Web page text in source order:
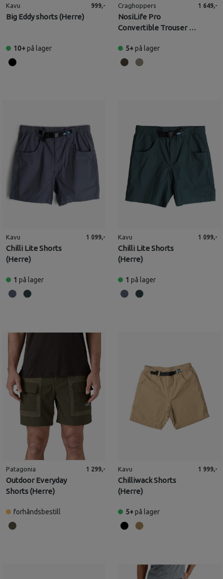
Kavu
Big Eddy shorts (Herre)
999,-
10+på lager
Craghoppers
NosiLife Pro
Convertible Trouser III
1 649,-
5+på lager
Kavu
Chilli Lite Shorts
(Herre)
1 099,-
1 på lager
Kavu
Chilli Lite Shorts
(Herre)
1 099,-
1 på lager
Patagonia
Outdoor Everyday
Shorts (Herre)
1 299,-
forhåndsbestill
Kavu
Chilliwack Shorts
(Herre)
1 999,-
5+på lager